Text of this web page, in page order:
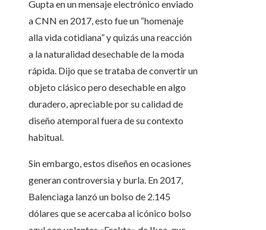
Gupta en un mensaje electrónico enviado
a CNN en 2017, esto fue un “homenaje
alla vida cotidiana” y quizás una reacción
a la naturalidad desechable de la moda
rápida. Dijo que se trataba de convertir un
objeto clásico pero desechable en algo
duradero, apreciable por su calidad de
diseño atemporal fuera de su contexto
habitual.
Sin embargo, estos diseños en ocasiones
generan controversia y burla. En 2017,
Balenciaga lanzó un bolso de 2.145
dólares que se acercaba al icónico bolso